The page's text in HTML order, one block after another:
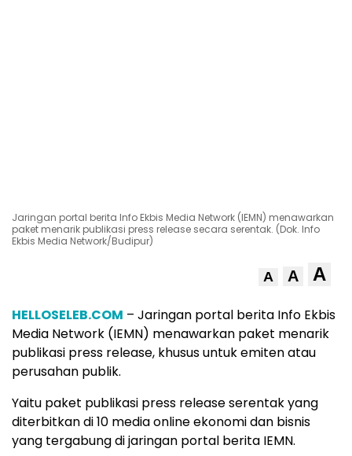
Jaringan portal berita Info Ekbis Media Network (IEMN) menawarkan
paket menarik publikasi press release secara serentak. (Dok. Info
Ekbis Media Network/Budipur)
A A A
HELLOSELEB.COM – Jaringan portal berita Info Ekbis
Media Network (IEMN) menawarkan paket menarik
publikasi press release, khusus untuk emiten atau
perusahan publik.
Yaitu paket publikasi press release serentak yang
diterbitkan di 10 media online ekonomi dan bisnis
yang tergabung di jaringan portal berita IEMN.